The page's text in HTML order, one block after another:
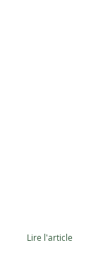
Lire l'article